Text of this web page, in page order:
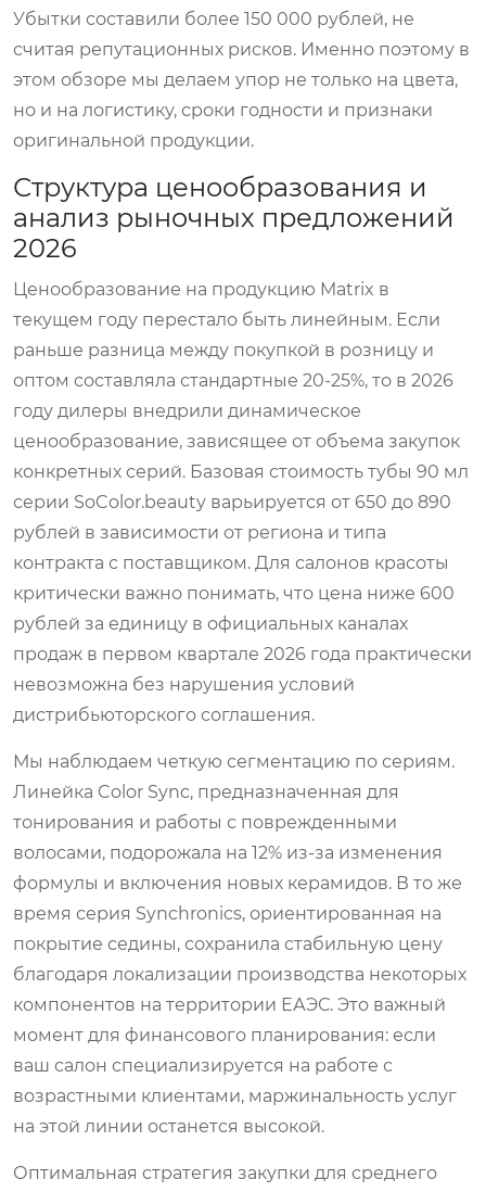
Убытки составили более 150 000 рублей, не
считая репутационных рисков. Именно поэтому в
этом обзоре мы делаем упор не только на цвета,
но и на логистику, сроки годности и признаки
оригинальной продукции.
Структура ценообразования и
анализ рыночных предложений
2026
Ценообразование на продукцию Matrix в
текущем году перестало быть линейным. Если
раньше разница между покупкой в розницу и
оптом составляла стандартные 20-25%, то в 2026
году дилеры внедрили динамическое
ценообразование, зависящее от объема закупок
конкретных серий. Базовая стоимость тубы 90 мл
серии SoColor.beauty варьируется от 650 до 890
рублей в зависимости от региона и типа
контракта с поставщиком. Для салонов красоты
критически важно понимать, что цена ниже 600
рублей за единицу в официальных каналах
продаж в первом квартале 2026 года практически
невозможна без нарушения условий
дистрибьюторского соглашения.
Мы наблюдаем четкую сегментацию по сериям.
Линейка Color Sync, предназначенная для
тонирования и работы с поврежденными
волосами, подорожала на 12% из-за изменения
формулы и включения новых керамидов. В то же
время серия Synchronics, ориентированная на
покрытие седины, сохранила стабильную цену
благодаря локализации производства некоторых
компонентов на территории ЕАЭС. Это важный
момент для финансового планирования: если
ваш салон специализируется на работе с
возрастными клиентами, маржинальность услуг
на этой линии останется высокой.
Оптимальная стратегия закупки для среднего